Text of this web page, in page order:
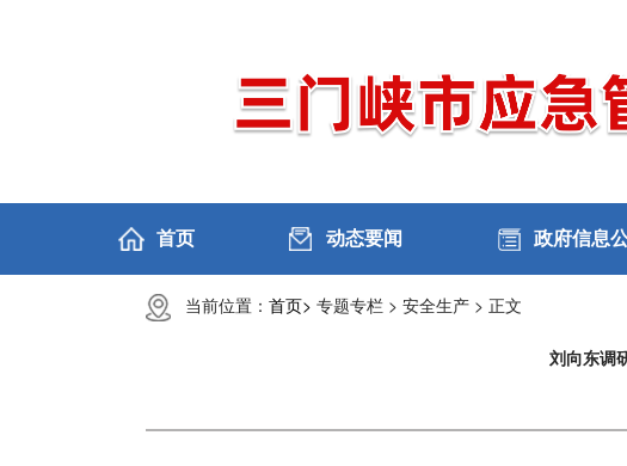
首页 动态要闻 政府信息
当前位置： 首页> 专题专栏 > 安全生产 > 正文
刘向东调